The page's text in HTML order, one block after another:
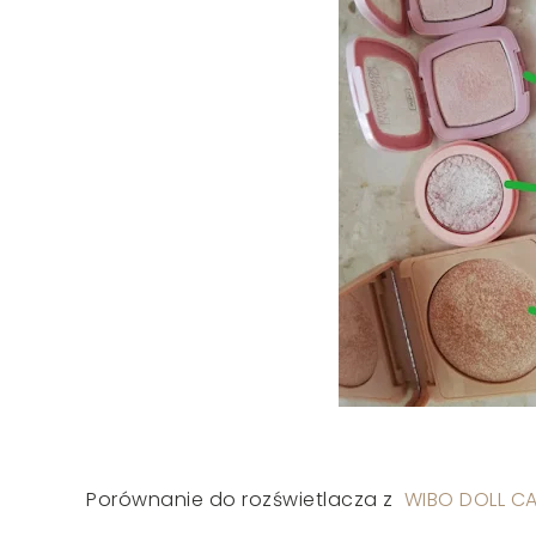
Porównanie do rozświetlacza z WIBO DOLL